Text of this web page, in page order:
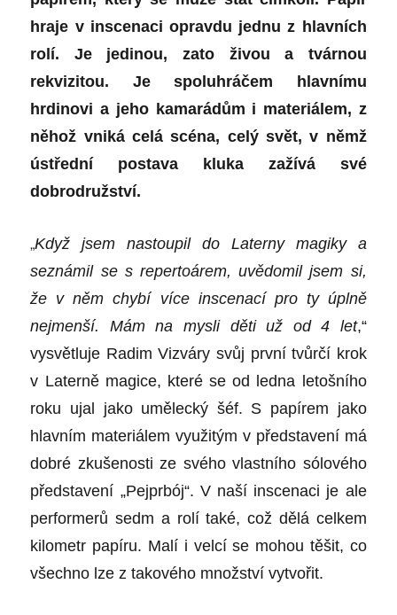
hraje v inscenaci opravdu jednu z hlavních
rolí. Je jedinou, zato živou a tvárnou
rekvizitou. Je spoluhráčem hlavnímu
hrdinovi a jeho kamarádům i materiálem, z
něhož vniká celá scéna, celý svět, v němž
ústřední postava kluka zažívá své
dobrodružství.
„Když jsem nastoupil do Laterny magiky a
seznámil se s repertoárem, uvědomil jsem si,
že v něm chybí více inscenací pro ty úplně
nejmenší. Mám na mysli děti už od 4 let,“
vysvětluje Radim Vizváry svůj první tvůrčí krok
v Laterně magice, které se od ledna letošního
roku ujal jako umělecký šéf. S papírem jako
hlavním materiálem využitým v představení má
dobré zkušenosti ze svého vlastního sólového
představení „Pejprbój“. V naší inscenaci je ale
performerů sedm a rolí také, což dělá celkem
kilometr papíru. Malí i velcí se mohou těšit, co
všechno lze z takového množství vytvořit.